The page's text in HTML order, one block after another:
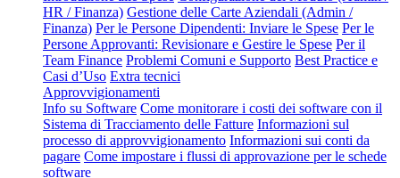
HR / Finanza) Gestione delle Carte Aziendali (Admin /
Finanza) Per le Persone Dipendenti: Inviare le Spese Per le
Persone Approvanti: Revisionare e Gestire le Spese Per il
Team Finance Problemi Comuni e Supporto Best Practice e
Casi d’Uso Extra tecnici
Approvvigionamenti
Info su Software Come monitorare i costi dei software con il
Sistema di Tracciamento delle Fatture Informazioni sul
processo di approvvigionamento Informazioni sui conti da
pagare Come impostare i flussi di approvazione per le schede
software